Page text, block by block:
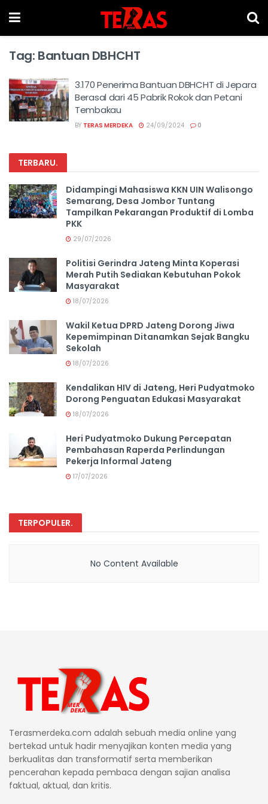
Tag: Bantuan DBHCHT
3.170 Penerima Bantuan DBHCHT di Jepara
Berasal dari 45 Pabrik Rokok dan Petani
Tembakau
BY TERAS MERDEKA 24/09/2024 0
TERBARU.
Didampingi Mahasiswa KKN UIN Walisongo
Semarang, Desa Jombor Tuntang
Tampilkan Pekarangan Produktif di Lomba
PKK
29/07/2026
Politisi Gerindra Jateng Minta Koperasi
Merah Putih Sediakan Kebutuhan Pokok
Masyarakat
18/07/2026
Wakil Ketua DPRD Jateng Dorong Jiwa
Kepemimpinan Ditanamkan Sejak Bangku
Sekolah
18/07/2026
Kendalikan HIV di Jateng, Heri Pudyatmoko
Dorong Penguatan Edukasi Masyarakat
18/07/2026
Heri Pudyatmoko Dukung Percepatan
Pembahasan Raperda Perlindungan
Pekerja Informal Jateng
17/07/2026
TERPOPULER.
No Content Available
Terasmerdeka.com adalah sebuah media online yang
bertekad untuk hadir menyajikan konten media yang
berkualitas dan transformatif serta memberikan
pencerahan kepada pembaca dengan sajian analisa
faktual, aktual, dan kritis.